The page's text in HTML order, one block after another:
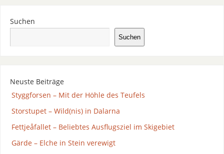
Suchen
Suchen
Neuste Beiträge
Styggforsen – Mit der Höhle des Teufels
Storstupet – Wild(nis) in Dalarna
Fettjeåfallet – Beliebtes Ausflugsziel im Skigebiet
Gärde – Elche in Stein verewigt